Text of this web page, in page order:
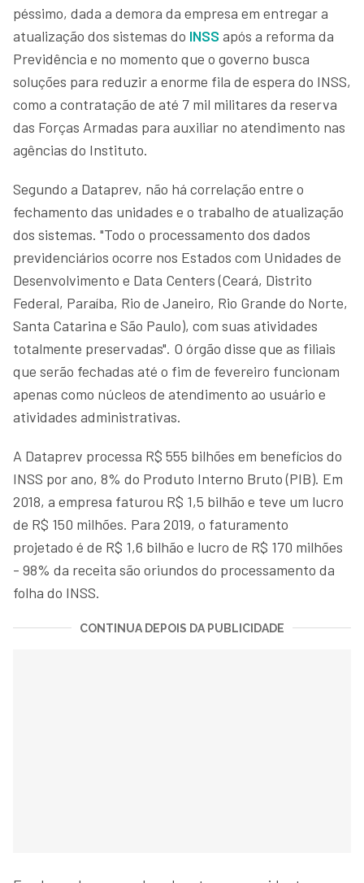
péssimo, dada a demora da empresa em entregar a
atualização dos sistemas do INSS após a reforma da
Previdência e no momento que o governo busca
soluções para reduzir a enorme fila de espera do INSS,
como a contratação de até 7 mil militares da reserva
das Forças Armadas para auxiliar no atendimento nas
agências do Instituto.
Segundo a Dataprev, não há correlação entre o
fechamento das unidades e o trabalho de atualização
dos sistemas. "Todo o processamento dos dados
previdenciários ocorre nos Estados com Unidades de
Desenvolvimento e Data Centers (Ceará, Distrito
Federal, Paraíba, Rio de Janeiro, Rio Grande do Norte,
Santa Catarina e São Paulo), com suas atividades
totalmente preservadas". O órgão disse que as filiais
que serão fechadas até o fim de fevereiro funcionam
apenas como núcleos de atendimento ao usuário e
atividades administrativas.
A Dataprev processa R$ 555 bilhões em benefícios do
INSS por ano, 8% do Produto Interno Bruto (PIB). Em
2018, a empresa faturou R$ 1,5 bilhão e teve um lucro
de R$ 150 milhões. Para 2019, o faturamento
projetado é de R$ 1,6 bilhão e lucro de R$ 170 milhões
- 98% da receita são oriundos do processamento da
folha do INSS.
CONTINUA DEPOIS DA PUBLICIDADE